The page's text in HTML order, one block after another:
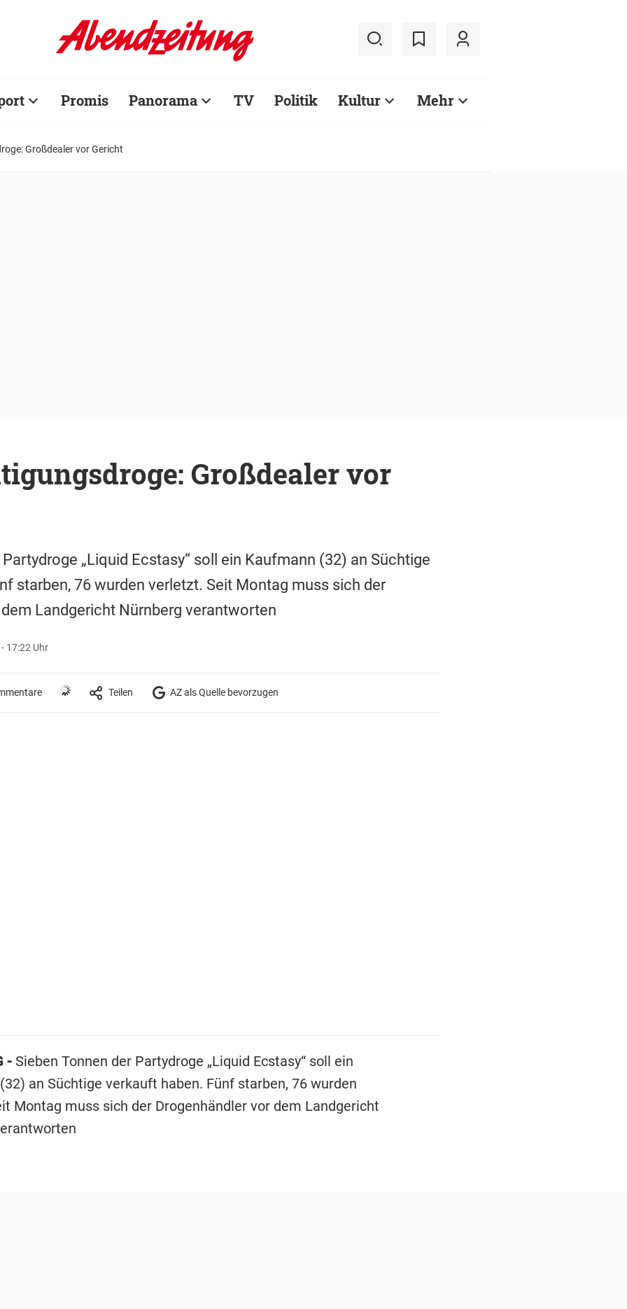
Promis Panorama TV Politik Kultur Mehr
Großdealer vor Gericht
Großdealer vor
„Liquid Ecstasy“ soll ein Kaufmann (32) an Süchtige
starben, 76 wurden verletzt. Seit Montag muss sich der
Landgericht Nürnberg verantworten
17:22 Uhr
Teilen AZ als Quelle bevorzugen
- Sieben Tonnen der Partydroge „Liquid Ecstasy“ soll ein
an Süchtige verkauft haben. Fünf starben, 76 wurden
Montag muss sich der Drogenhändler vor dem Landgericht